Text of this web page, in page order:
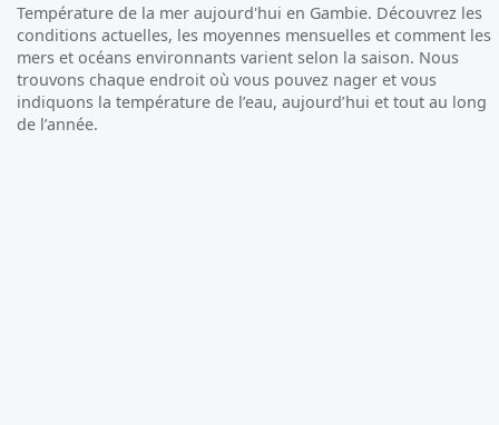
Température de la mer aujourd'hui en Gambie. Découvrez les
conditions actuelles, les moyennes mensuelles et comment les
mers et océans environnants varient selon la saison. Nous
trouvons chaque endroit où vous pouvez nager et vous
indiquons la température de l’eau, aujourd’hui et tout au long
de l’année.